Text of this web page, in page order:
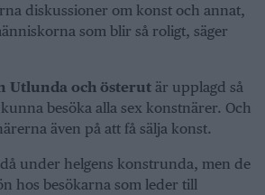
diskussioner om konst och annat,
som blir så roligt, säger
Utlunda och österut är upplagd så
besöka alla sex konstnärer. Och
även på att få sälja konst.
under helgens konstrunda, men de
hos besökarna som leder till